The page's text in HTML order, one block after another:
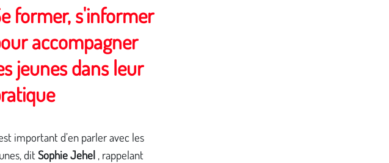
former, s'informer
accompagner
jeunes dans leur
important d’en parler avec les
ditSophie Jehel , rappelant